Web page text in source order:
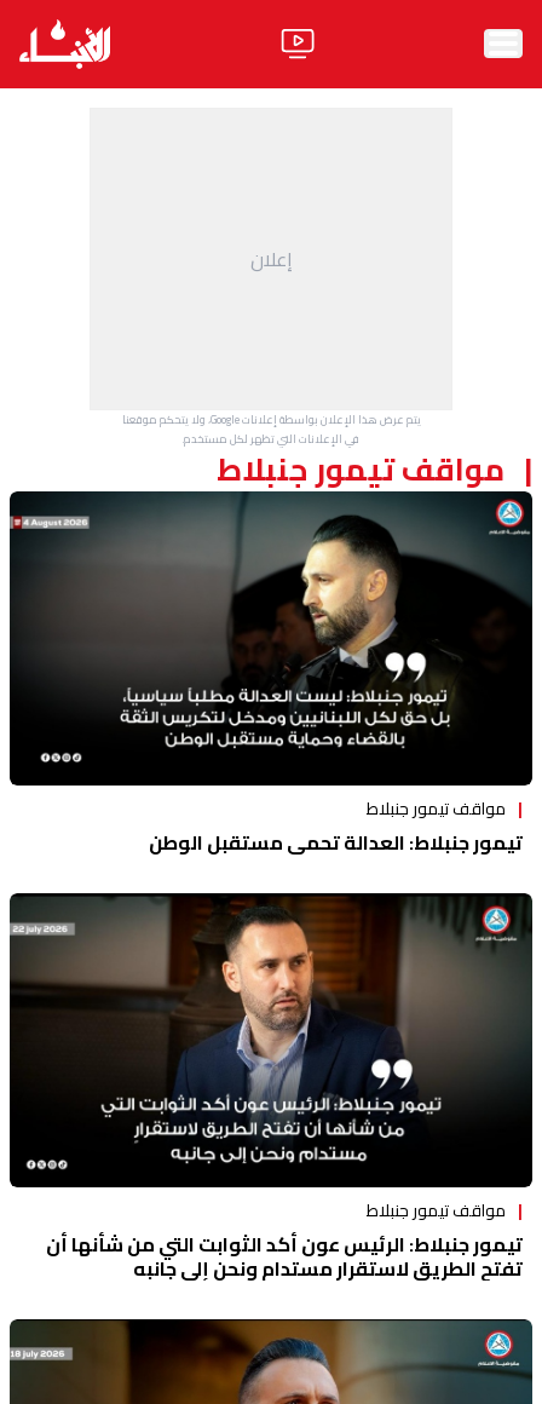
ثقافة ومجتمع
منوعات
إعلان
يتم عرض هذا الإعلان بواسطة إعلانات Google، ولا يتحكم موقعنا
في الإعلانات التي تظهر لكل مستخدم.
مواقف تيمور جنبلاط
مواقف تيمور جنبلاط
تيمور جنبلاط: العدالة تحمي مستقبل الوطن
مواقف تيمور جنبلاط
تيمور جنبلاط: الرئيس عون أكد الثوابت التي من شأنها أن
تفتح الطريق لاستقرارٍ مستدام ونحن إلى جانبه